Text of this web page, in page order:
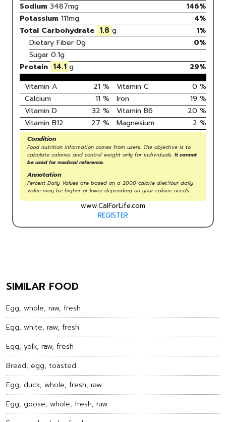
Sodium 3487mg 146%
Potassium 111mg 4%
Total Carbohydrate 1.8 g 1%
Dietary Fiber 0g
0%
Sugar 0.1g
Protein 14.1 g 29%
Vitamin A
21 % Vitamin C 0 %
Calcium
11 % Iron 19 %
Vitamin D
32 % Vitamin B6 20 %
Vitamin B12
27 % Magnesium 2 %
Condition
Food nutrition information comes from users. The objective is to
calculate calories and control weight only for individuals. It cannot
be used for medical reference.
Annotation
Percent Daily Values are based on a 2000 calorie diet.Your daily
value may be higher or lower depending on your calorie needs.
www.CalForLife.com
REGISTER
SIMILAR FOOD
Egg, whole, raw, fresh
Egg, white, raw, fresh
Egg, yolk, raw, fresh
Bread, egg, toasted
Egg, duck, whole, fresh, raw
Egg, goose, whole, fresh, raw